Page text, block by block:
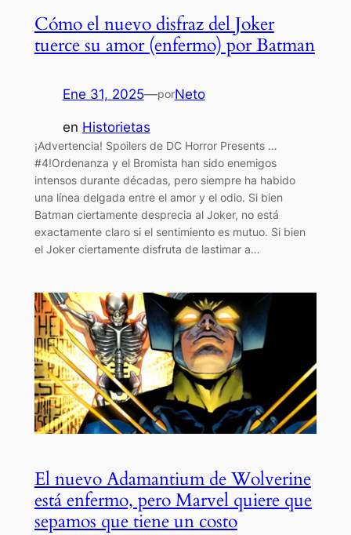
Cómo el nuevo disfraz del Joker
tuerce su amor (enfermo) por Batman
Ene 31, 2025—porNeto
en Historietas
¡Advertencia! Spoilers de DC Horror Presents …
#4!Ordenanza y el Bromista han sido enemigos
intensos durante décadas, pero siempre ha habido
una línea delgada entre el amor y el odio. Si bien
Batman ciertamente desprecia al Joker, no está
exactamente claro si el sentimiento es mutuo. Si bien
el Joker ciertamente disfruta de lastimar a…
El nuevo Adamantium de Wolverine
está enfermo, pero Marvel quiere que
sepamos que tiene un costo